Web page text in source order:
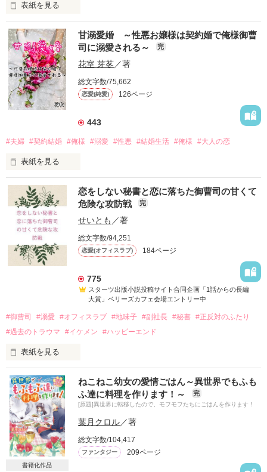
『彼は神職』
いわゆる神社の神主さん！
*+:｡.｡…。oо○ﾟ+*:;;:**+:｡.｡…。oо○ﾟ+*:;;:**+:｡.｡…。oо○ﾟ+*:;;:*
初めて付き合った彼にベッドの中で
それから好きな人と付き合っても
エッチができない小町は
そのことが原因でいつも振られてばかり。
今回もまた振られ
次こそはと近所の神社に神頼みに行くと……
「僕で良かったら、話を聞くよ」
神社の境内で出会った素敵な男性が
いきなり声を掛けてきたからびっくり！
事の次第を話した小町だったけれど……
「努力もしないで神頼み？　お前って馬鹿だね」
その上
「俺を一ヶ月で落としてみろよ。
そしたら、馬鹿って言ったの撤回してやる」
しかも
表紙を見る
転生先は、前世ではまっていた乙女ゲームの世界！
でも、ヒロインでもなく、悪役令嬢でもなく、モブキャラって
アリなの!?
しかも、モブなのに、悪役令嬢の策にハマって、校舎ごと破滅
されるって、どういうこと!?
モブキャラらしく、地味な魔法薬学科に転入してみたけれど、
甘溺愛婚 ～性悪お嬢様は契約婚で俺様御曹
司に溺愛される～
完
花室 芽苳／著
総文字数/75,662
恋愛(純愛) 126ページ
443
#夫婦 #契約結婚 #俺様 #溺愛 #性悪 #結婚生活 #俺様 #大人の恋
表紙を見る
この人なら愛せそうだと思ったお見合い相手は、私の妹を愛し
てしまった。
２人の間を邪魔して壊そうとしたけど、逆に２人の想いを見せ
つけられて……
そんな時叔父が用意した新しいお見合い相手は大企業の御曹
司。
両親と叔父の勧めで、あっという間に俺様御曹司との新婚初
「は！？お前が妻なんだから、諦めて抱かれろよ！」
ならないの？
大きな会社の社長だからって「あれするな、これするな」っ
て、偉そうに命令してこないでよ！
私は私の好きにさせてもらうわ！
狭山　聖壱　　《さやま　せいいち》　３４歳　１８５㎝
恋をしない秘書と恋に落ちた御曹司の甘くて
危険な攻防戦
完
せいとも ／著
総文字数/94,251
恋愛(オフィスラブ) 184ページ
775
スターツ出版小説投稿サイト合同企画「1話からの長編
大賞」ベリーズカフェ会場エントリー中
#御曹司 #溺愛 #オフィスラブ #地味子 #副社長 #秘書 #正反対のふたり
#過去のトラウマ
#イケメン #ハッピーエンド
表紙を見る
「1話からの長編大賞」エントリー作品
『TOKITOグループ』御曹司で副社長
時任要(28)
ときとうかなめ
×
副社長秘書に抜擢
書籍化作品
ねこねこ幼女の愛情ごはん～異世界でもふも
ふ達に料理を作ります！～
完
[原題]異世界に転移したので、モフモフたちにごはんを作ります！
葉月クロル／著
総文字数/104,417
ファンタジー 209ページ